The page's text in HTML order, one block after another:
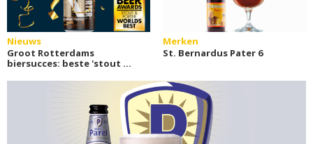
Nieuws
Groot Rotterdams
biersucces: beste 'stout &
Merken
St. Bernardus Pater 6